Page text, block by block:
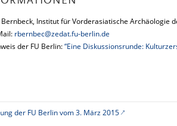
Bernbeck, Institut für Vorderasiatische Archäologie
rbernbec@zedat.fu-berlin.de
der FU Berlin:“Eine Diskussionsrunde:
der FU Berlin vom 3. März 2015